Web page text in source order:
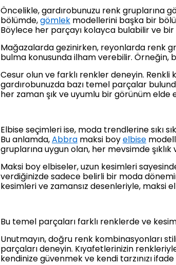
Öncelikle, gardırobunuzu renk gruplarına
bölümde,gömlek modellerini başka bir
Böylece her parçayı kolayca bulabilir ve
Mağazalarda gezinirken, reyonlarda renk
bulma konusunda ilham verebilir. Örneğin,
Cesur olun ve farklı renkler deneyin. Renkli
gardırobunuzda bazı temel parçalar
her zaman şık ve uyumlu bir görünüm elde
Elbise seçimleri ise, moda trendlerine sıkı
Bu anlamda,Abbra maksi boyelbise
gruplarına uygun olan, her mevsimde
Maksi boy elbiseler, uzun kesimleri
verdiğinizde sadece belirli bir moda
kesimleri ve zamansız desenleriyle, maksi
Bu temel parçaları farklı renklerde ve
Unutmayın, doğru renk kombinasyonları
parçaları deneyin. Kıyafetlerinizin
kendinize güvenmek ve kendi tarzınızı